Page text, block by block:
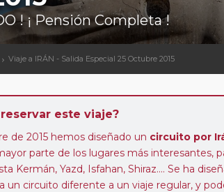
! ¡ Pensión Completa !
Viaje a IRÁN - Salida Especial 25 Octubre 2015
este viaje?
de 2015 hemos diseñado un circuito por
parte de los lugares más interesantes,
Kermán, Yazd, Isfahan, Shiraz.... Se ha
un circuito diferente a un viaje regular, y